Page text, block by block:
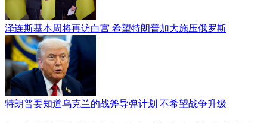
泽连斯基本周将再访白宫 希望特朗普加大施压俄罗斯
特朗普要知道乌克兰的战斧导弹计划 不希望战争升级